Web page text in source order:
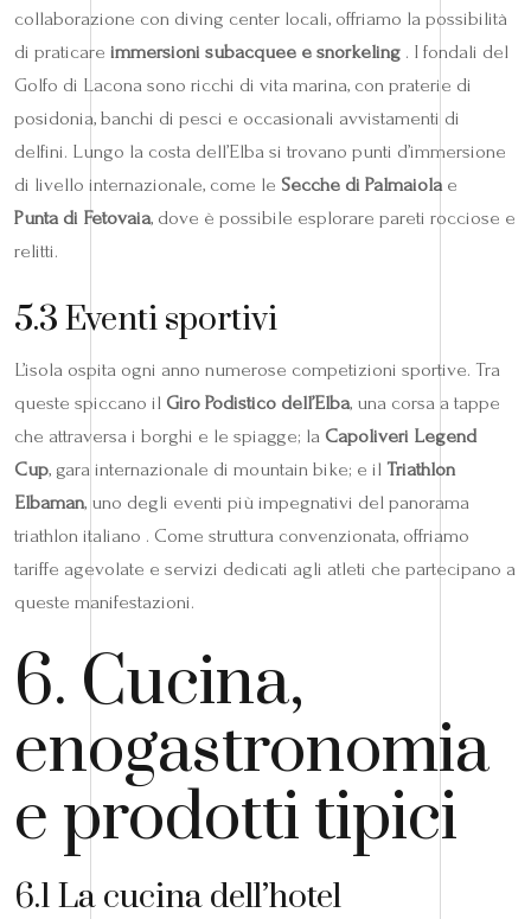
collaborazione con diving center locali, offriamo la possibilità
di praticare immersioni subacquee e snorkeling . I fondali del
Golfo di Lacona sono ricchi di vita marina, con praterie di
posidonia, banchi di pesci e occasionali avvistamenti di
delfini. Lungo la costa dell’Elba si trovano punti d’immersione
di livello internazionale, come le Secche di Palmaiolae
Punta di Fetovaia, dove è possibile esplorare pareti rocciose e
relitti.
5.3 Eventi sportivi
L’isola ospita ogni anno numerose competizioni sportive. Tra
queste spiccano il Giro Podistico dell’Elba, una corsa a tappe
che attraversa i borghi e le spiagge; la Capoliveri Legend
Cup, gara internazionale di mountain bike; e il Triathlon
Elbaman, uno degli eventi più impegnativi del panorama
triathlon italiano . Come struttura convenzionata, offriamo
tariffe agevolate e servizi dedicati agli atleti che partecipano a
queste manifestazioni.
6. Cucina,
enogastronomia
e prodotti tipici
6.1 La cucina dell’hotel